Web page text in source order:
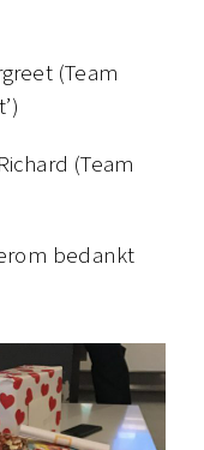
(Team
(Team
bedankt